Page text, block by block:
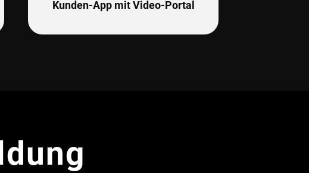
Kunden-App mit Video-Portal